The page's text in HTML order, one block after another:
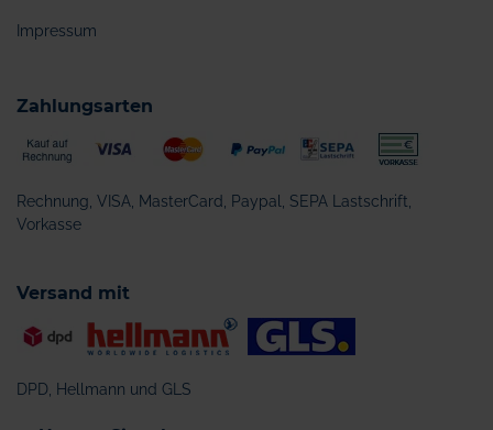
Impressum
Zahlungsarten
Rechnung, VISA, MasterCard, Paypal, SEPA Lastschrift,
Vorkasse
Versand mit
DPD, Hellmann und GLS